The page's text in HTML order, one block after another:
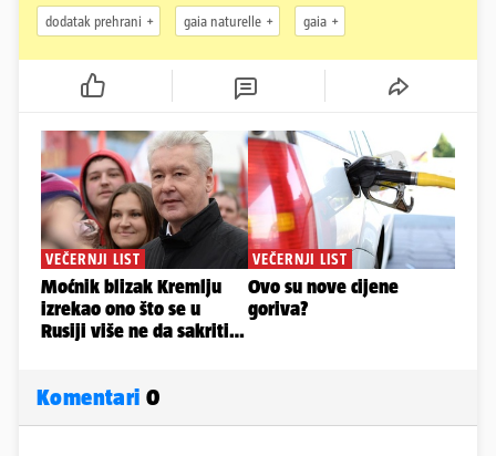
dodatak prehrani gaia naturelle gaia
Komentari 0